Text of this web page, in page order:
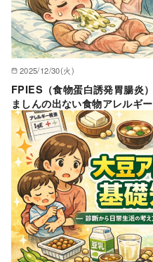
2025/12/30(火)
FPIES（食物蛋白誘発胃腸炎
ましんの出ない食物アレルギ